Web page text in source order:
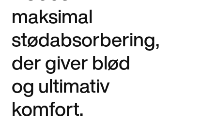
maksimal
stødabsorbering,
der giver blød
og ultimativ
komfort.